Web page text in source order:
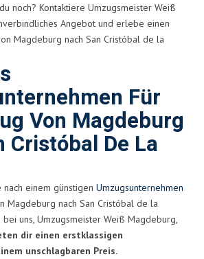
noch? Kontaktiere Umzugsmeister Weiß
Angebot und erlebe einen
Magdeburg nach San Cristóbal de la
Für
Von Magdeburg
Cristóbal De La
einem günstigen Umzugsunternehmen
Magdeburg nach San Cristóbal de la
bei uns, Umzugsmeister Weiß Magdeburg,
dir einen erstklassigen
unschlagbaren Preis.